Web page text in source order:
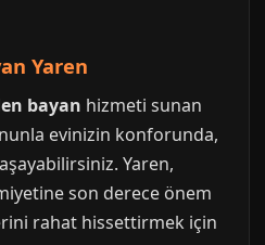
Yaren
bayan hizmeti sunan
evinizin konforunda,
Yaren,
son derece önem
rahat hissettirmek için